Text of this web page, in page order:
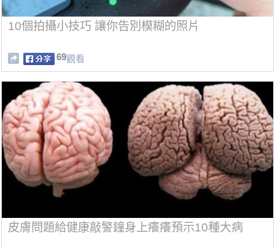
10個拍攝小技巧 讓你告別模糊的照片
69觀看
皮膚問題給健康敲警鐘身上癢癢預示10種大病